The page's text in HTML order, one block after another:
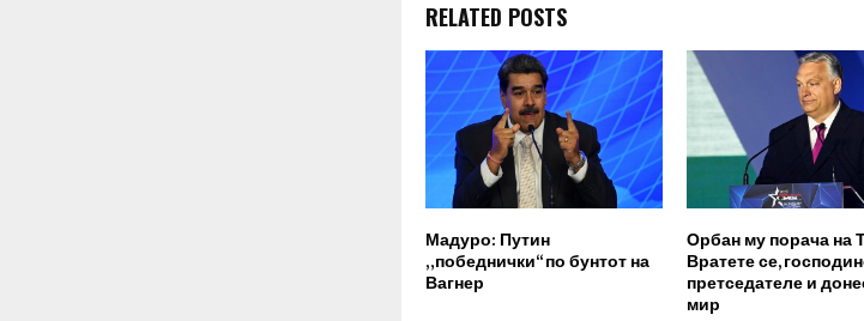
RELATED POSTS
Мадуро: Путин
„победнички“ по бунтот на
Вагнер
Орбан му порача на
Вратете се,
претседателе и
мир